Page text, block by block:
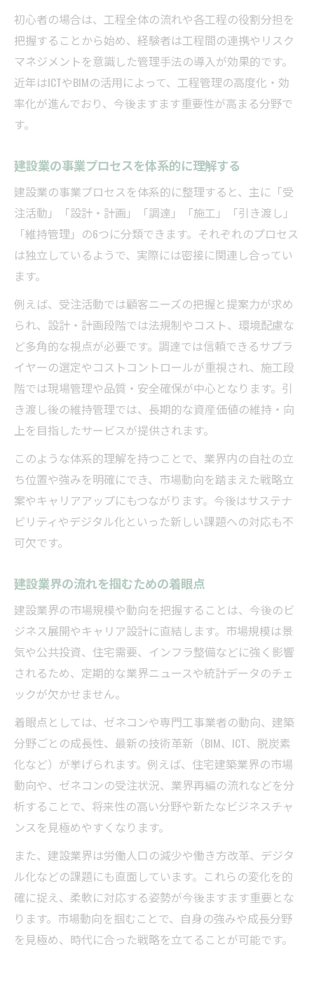
初心者の場合は、工程全体の流れや各工程の役割分担を
把握することから始め、経験者は工程間の連携やリスク
マネジメントを意識した管理手法の導入が効果的です。
近年はICTやBIMの活用によって、工程管理の高度化・効
率化が進んでおり、今後ますます重要性が高まる分野で
す。
建設業の事業プロセスを体系的に理解する
建設業の事業プロセスを体系的に整理すると、主に「受
注活動」「設計・計画」「調達」「施工」「引き渡し」
「維持管理」の6つに分類できます。それぞれのプロセス
は独立しているようで、実際には密接に関連し合ってい
ます。
例えば、受注活動では顧客ニーズの把握と提案力が求め
られ、設計・計画段階では法規制やコスト、環境配慮な
ど多角的な視点が必要です。調達では信頼できるサプラ
イヤーの選定やコストコントロールが重視され、施工段
階では現場管理や品質・安全確保が中心となります。引
き渡し後の維持管理では、長期的な資産価値の維持・向
上を目指したサービスが提供されます。
このような体系的理解を持つことで、業界内の自社の立
ち位置や強みを明確にでき、市場動向を踏まえた戦略立
案やキャリアアップにもつながります。今後はサステナ
ビリティやデジタル化といった新しい課題への対応も不
可欠です。
建設業界の流れを掴むための着眼点
建設業界の市場規模や動向を把握することは、今後のビ
ジネス展開やキャリア設計に直結します。市場規模は景
気や公共投資、住宅需要、インフラ整備などに強く影響
されるため、定期的な業界ニュースや統計データのチェ
ックが欠かせません。
着眼点としては、ゼネコンや専門工事業者の動向、建築
分野ごとの成長性、最新の技術革新（BIM、ICT、脱炭素
化など）が挙げられます。例えば、住宅建築業界の市場
動向や、ゼネコンの受注状況、業界再編の流れなどを分
析することで、将来性の高い分野や新たなビジネスチャ
ンスを見極めやすくなります。
また、建設業界は労働人口の減少や働き方改革、デジタ
ル化などの課題にも直面しています。これらの変化を的
確に捉え、柔軟に対応する姿勢が今後ますます重要とな
ります。市場動向を掴むことで、自身の強みや成長分野
を見極め、時代に合った戦略を立てることが可能です。